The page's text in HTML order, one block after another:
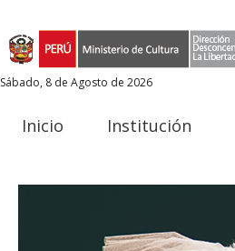
Sábado, 8 de Agosto de 2026
Inicio Institución